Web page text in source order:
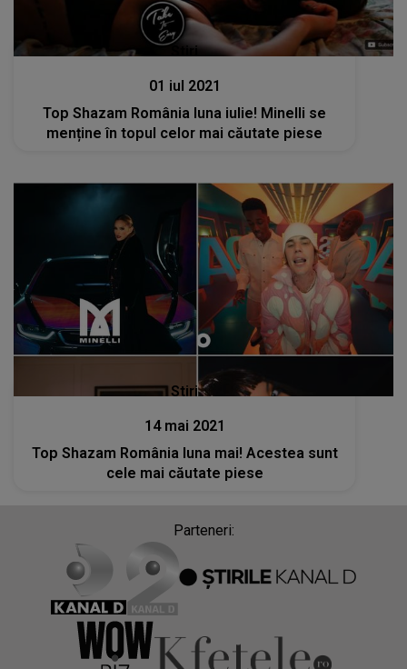
Stiri
01 iul 2021
Top Shazam România luna iulie! Minelli se
menține în topul celor mai căutate piese
Stiri
14 mai 2021
Top Shazam România luna mai! Acestea sunt
cele mai căutate piese
Parteneri: